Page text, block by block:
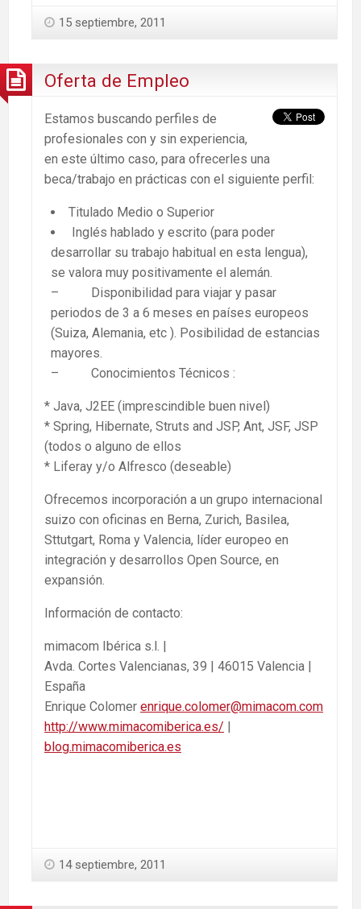
15 septiembre, 2011
Oferta de Empleo
Estamos buscando perfiles de
profesionales con y sin experiencia,
en este último caso, para ofrecerles una
beca/trabajo en prácticas con el siguiente perfil:
Titulado Medio o Superior
Inglés hablado y escrito (para poder
desarrollar su trabajo habitual en esta lengua),
se valora muy positivamente el alemán.
– Disponibilidad para viajar y pasar
periodos de 3 a 6 meses en países europeos
(Suiza, Alemania, etc ). Posibilidad de estancias
mayores.
– Conocimientos Técnicos :
* Java, J2EE (imprescindible buen nivel)
* Spring, Hibernate, Struts and JSP, Ant, JSF, JSP
(todos o alguno de ellos
* Liferay y/o Alfresco (deseable)
Ofrecemos incorporación a un grupo internacional
suizo con oficinas en Berna, Zurich, Basilea,
Sttutgart, Roma y Valencia, líder europeo en
integración y desarrollos Open Source, en
expansión.
Información de contacto:
mimacom Ibérica s.l. |
Avda. Cortes Valencianas, 39 | 46015 Valencia |
España
Enrique Colomer enrique.colomer@mimacom.com
http://www.mimacomiberica.es/
blog.mimacomiberica.es
14 septiembre, 2011